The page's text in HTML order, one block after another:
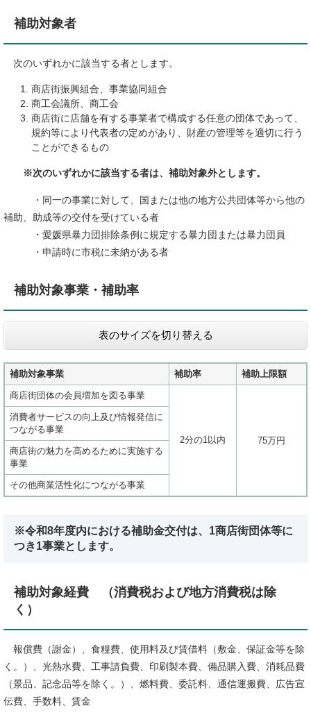
補助対象者
次のいずれかに該当する者とします。
商店街振興組合、事業協同組合
商工会議所、商工会
商店街に店舗を有する事業者で構成する任意の団体であって、
規約等により代表者の定めがあり、財産の管理等を適切に行う
ことができるもの
※次のいずれかに該当する者は、補助対象外とします。
・同一の事業に対して、国または他の地方公共団体等から他の
補助、助成等の交付を受けている者
・愛媛県暴力団排除条例に規定する暴力団または暴力団員
・申請時に市税に未納がある者
補助対象事業・補助率
表のサイズを切り替える
補助対象事業 補助率 補助上限額
商店街団体の会員増加を図る事業
2分の1以内 75万円
消費者サービスの向上及び情報発信に
つながる事業
商店街の魅力を高めるために実施する
事業
その他商業活性化につながる事業
※令和8年度内における補助金交付は、1商店街団体等に
つき1事業とします。
補助対象経費 （消費税および地方消費税は除
く）
報償費（謝金）、食糧費、使用料及び賃借料（敷金、保証金等を除
く。）、光熱水費、工事請負費、印刷製本費、備品購入費、消耗品費
（景品、記念品等を除く。）、燃料費、委託料、通信運搬費、広告宣
伝費、手数料、賃金